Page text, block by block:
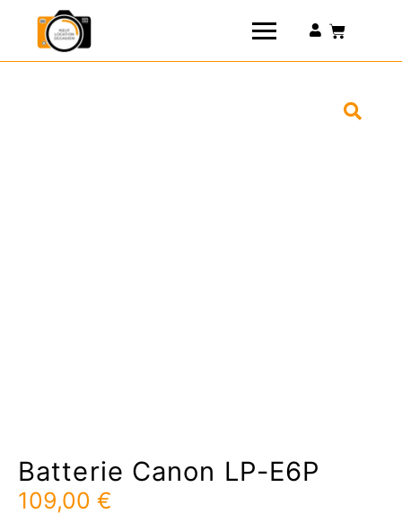
Connexion
Batterie Canon LP-E6P
109,00 €